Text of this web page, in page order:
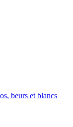
beurs et blancs